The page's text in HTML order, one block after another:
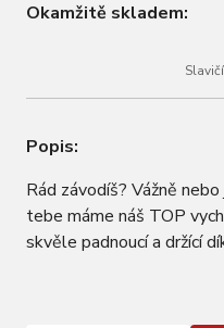
Okamžitě skladem:
Popis:
Rád závodíš? Vážně
tebe máme náš TOP
skvěle padnoucí a držící
variantách a technických
nejodolnějších modelů.